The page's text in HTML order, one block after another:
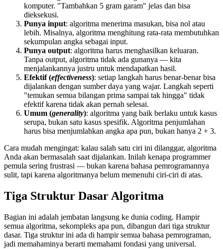
komputer. "Tambahkan 5 gram garam" jelas dan bisa
dieksekusi.
Punya input: algoritma menerima masukan, bisa nol atau
lebih. Misalnya, algoritma menghitung rata-rata membutuhkan
sekumpulan angka sebagai input.
Punya output: algoritma harus menghasilkan keluaran.
Tanpa output, algoritma tidak ada gunanya — kita
menjalankannya justru untuk mendapatkan hasil.
Efektif (effectiveness): setiap langkah harus benar-benar bisa
dijalankan dengan sumber daya yang wajar. Langkah seperti
"temukan semua bilangan prima sampai tak hingga" tidak
efektif karena tidak akan pernah selesai.
Umum (generality): algoritma yang baik berlaku untuk kasus
serupa, bukan satu kasus spesifik. Algoritma penjumlahan
harus bisa menjumlahkan angka apa pun, bukan hanya 2 + 3.
Cara mudah mengingat: kalau salah satu ciri ini dilanggar, algoritma
Anda akan bermasalah saat dijalankan. Inilah kenapa programmer
pemula sering frustrasi — bukan karena bahasa pemrogramannya
sulit, tapi karena algoritmanya belum memenuhi ciri-ciri di atas.
Tiga Struktur Dasar Algoritma
Bagian ini adalah jembatan langsung ke dunia coding. Hampir
semua algoritma, sekompleks apa pun, dibangun dari tiga struktur
dasar. Tiga struktur ini ada di hampir semua bahasa pemrograman,
jadi memahaminya berarti memahami fondasi yang universal.